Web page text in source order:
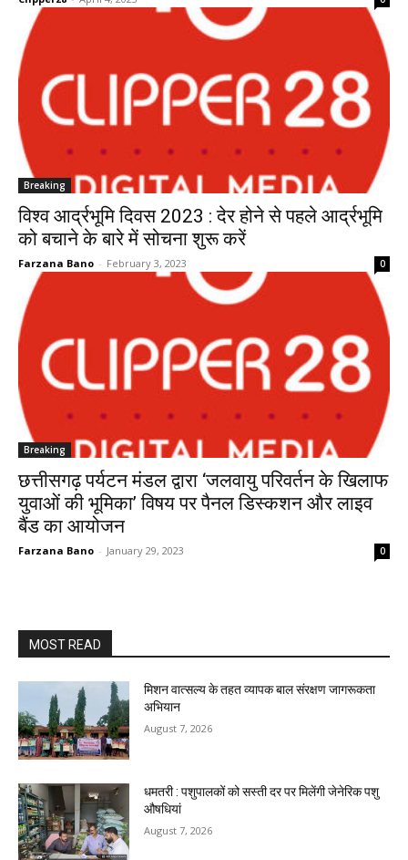
Breaking
विश्व आर्द्रभूमि दिवस 2023 : देर होने से पहले आर्द्रभूमि
को बचाने के बारे में सोचना शुरू करें
Farzana Bano - February 3, 2023 0
Breaking
छत्तीसगढ़ पर्यटन मंडल द्वारा ‘जलवायु परिवर्तन के खिलाफ
युवाओं की भूमिका’ विषय पर पैनल डिस्कशन और लाइव
बैंड का आयोजन
Farzana Bano - January 29, 2023 0
MOST READ
मिशन वात्सल्य के तहत व्यापक बाल संरक्षण जागरूकता
अभियान
August 7, 2026
धमतरी : पशुपालकों को सस्ती दर पर मिलेंगी जेनेरिक पशु
औषधियां
August 7, 2026